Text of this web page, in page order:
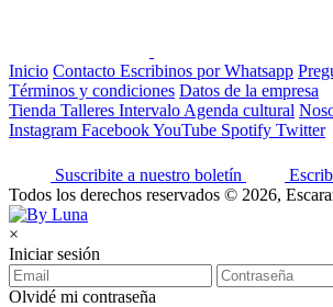
Inicio Contacto Escribinos por Whatsapp
Términos y condiciones Datos de la empresa
Tienda Talleres Intervalo Agenda cultural
Instagram FacebookYouTube Spotify Twitter
Suscribite a nuestro boletín
Todos los derechos reservados © 2026,
×
Iniciar sesión
Olvidé mi contraseña